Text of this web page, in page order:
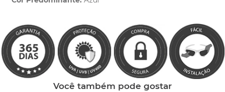
Você também pode gostar